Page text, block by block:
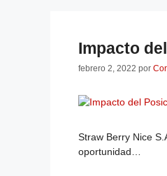
Impacto
febrero 2, 2022 por
Straw Berry Nice
oportunidad…